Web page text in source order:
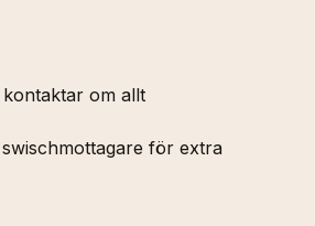
om allt
för extra